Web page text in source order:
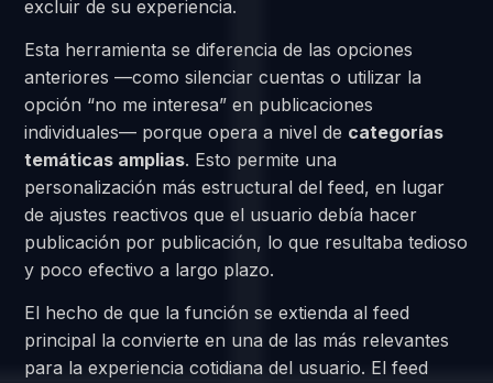
excluir de su experiencia.
Esta herramienta se diferencia de las opciones
anteriores —como silenciar cuentas o utilizar la
opción “no me interesa” en publicaciones
individuales— porque opera a nivel de categorías
temáticas amplias. Esto permite una
personalización más estructural del feed, en lugar
de ajustes reactivos que el usuario debía hacer
publicación por publicación, lo que resultaba tedioso
y poco efectivo a largo plazo.
El hecho de que la función se extienda al feed
principal la convierte en una de las más relevantes
para la experiencia cotidiana del usuario. El feed